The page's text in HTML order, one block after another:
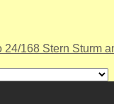
24/168 Stern Sturm